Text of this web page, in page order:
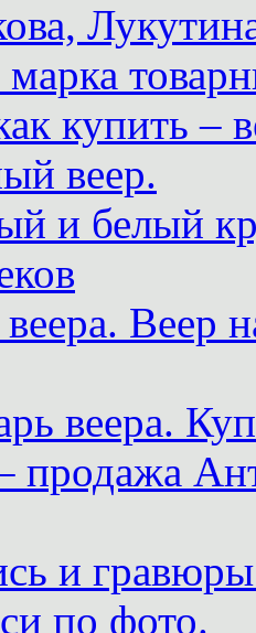
купить –
веер.
и белый
Веер
веера.
продажа
и
по фото.